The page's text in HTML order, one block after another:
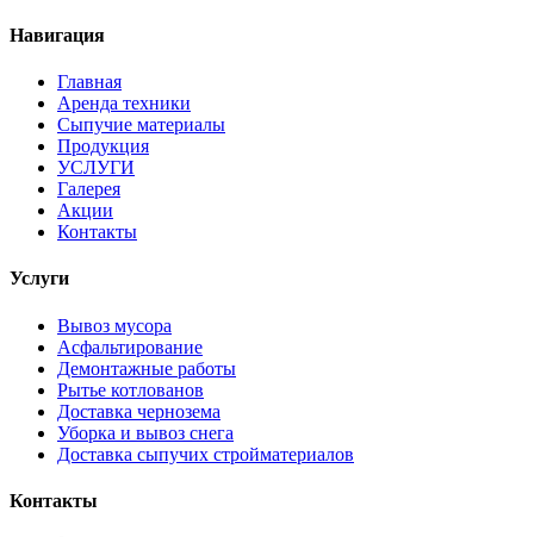
Навигация
Главная
Аренда техники
Сыпучие материалы
Продукция
УСЛУГИ
Галерея
Акции
Контакты
Услуги
Вывоз мусора
Асфальтирование
Демонтажные работы
Рытье котлованов
Доставка чернозема
Уборка и вывоз снега
Доставка сыпучих стройматериалов
Контакты